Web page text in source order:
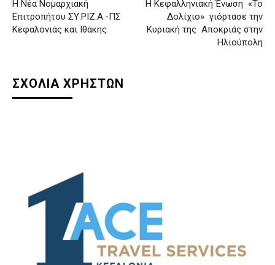
Η Νέα Νομαρχιακή
Επιτροπήτου ΣΥ.ΡΙΖ.Α.-ΠΣ
Κεφαλονιάς και Ιθάκης
Η Κεφαλληνιακή Ένωση «Το
Δολίχιο» γιόρτασε την
Κυριακή της Αποκριάς στην
Ηλιούπολη
ΣΧΟΛΙΑ ΧΡΗΣΤΩΝ